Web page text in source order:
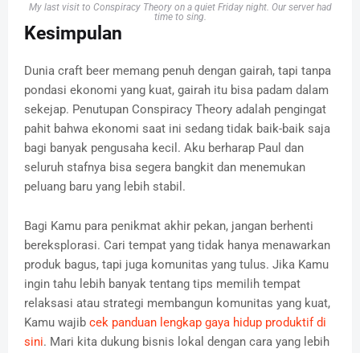
My last visit to Conspiracy Theory on a quiet Friday night. Our server had
time to sing.
Kesimpulan
Dunia craft beer memang penuh dengan gairah, tapi tanpa
pondasi ekonomi yang kuat, gairah itu bisa padam dalam
sekejap. Penutupan Conspiracy Theory adalah pengingat
pahit bahwa ekonomi saat ini sedang tidak baik-baik saja
bagi banyak pengusaha kecil. Aku berharap Paul dan
seluruh stafnya bisa segera bangkit dan menemukan
peluang baru yang lebih stabil.
Bagi Kamu para penikmat akhir pekan, jangan berhenti
bereksplorasi. Cari tempat yang tidak hanya menawarkan
produk bagus, tapi juga komunitas yang tulus. Jika Kamu
ingin tahu lebih banyak tentang tips memilih tempat
relaksasi atau strategi membangun komunitas yang kuat,
Kamu wajib cek panduan lengkap gaya hidup produktif di
sini. Mari kita dukung bisnis lokal dengan cara yang lebih